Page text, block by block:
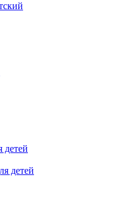
детей
детей